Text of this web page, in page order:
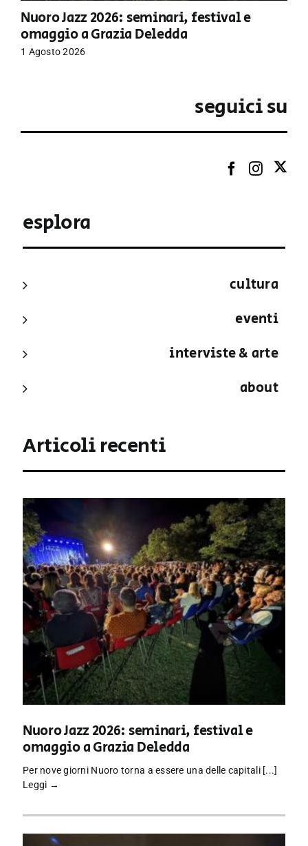
Nuoro Jazz 2026: seminari, festival e
omaggio a Grazia Deledda
1 Agosto 2026
seguici su
esplora
cultura
eventi
interviste & arte
about
Articoli recenti
Nuoro Jazz 2026: seminari, festival e
omaggio a Grazia Deledda
Per nove giorni Nuoro torna a essere una delle capitali [...]
Leggi →